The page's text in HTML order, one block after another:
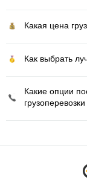
Какая цена
Как выбрать
Какие опции